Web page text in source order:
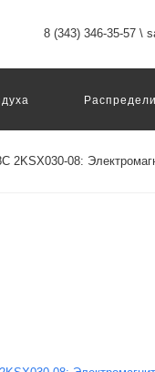
8 (343) 346-35-57 \
Системы
2KSX030-08: